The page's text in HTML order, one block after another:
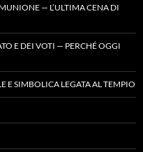
— L’ULTIMA CENA DI
E DEI VOTI — PERCHÉ OGGI
E SIMBOLICA LEGATA AL TEMPIO